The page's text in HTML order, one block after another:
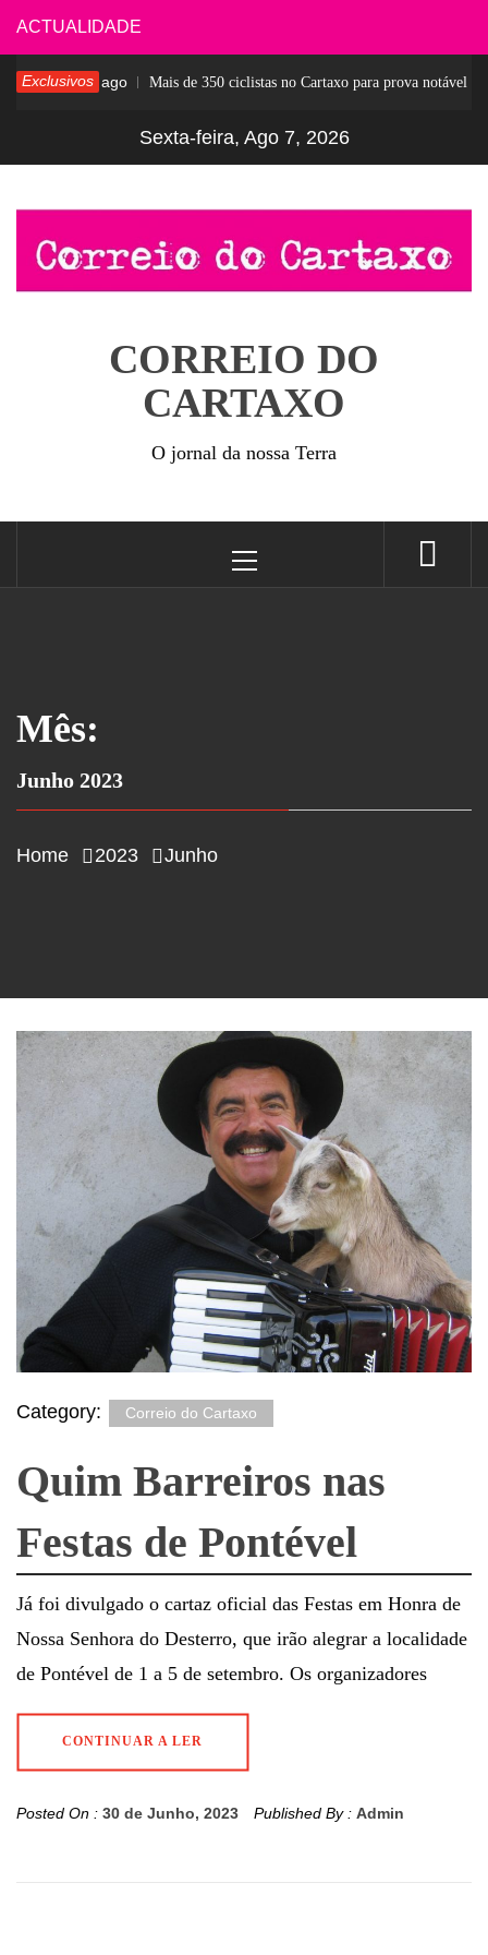
Skip
to
content
ACTUALIDADE
Exclusivos
5 dias ago Mais de 350 ciclistas no Cartaxo para prova notável
Sexta-feira, Ago 7, 2026
CORREIO DO
CARTAXO
O jornal da nossa Terra
Menu
Mês:
Junho 2023
Home 2023 Junho
Category: Correio do Cartaxo
Quim Barreiros nas
Festas de Pontével
Já foi divulgado o cartaz oficial das Festas em Honra de
Nossa Senhora do Desterro, que irão alegrar a localidade
de Pontével de 1 a 5 de setembro. Os organizadores
CONTINUAR A LER
Posted On : 30 de Junho, 2023 Published By : Admin